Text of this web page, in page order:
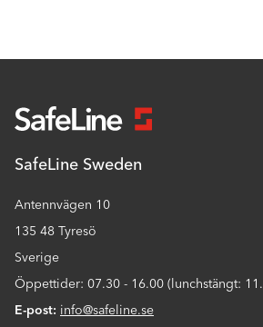
SafeLine Sweden
Antennvägen 10
135 48 Tyresö
Sverige
Öppettider: 07.30 - 16.00 (lunchstängt:
E-post: info@safeline.se